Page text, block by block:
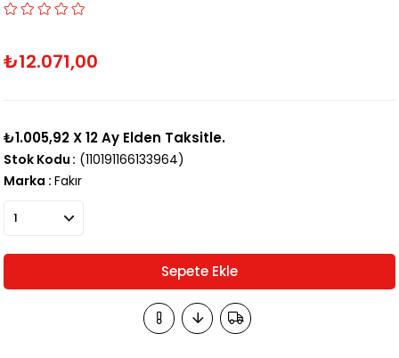
₺12.071,00
₺1.005,92 X 12 Ay Elden Taksitle.
(110191166133964)
Stok Kodu
Marka : Fakır